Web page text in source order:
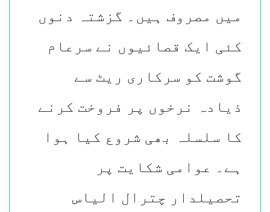
میں مصروف ہیں۔ گزشتہ دنوں
کئی ایک قصائیوں نے سرعام
گوشت کو سرکاری ریٹ سے
ذیادہ نرخوں پر فروخت کرنے
کا سلسلہ بھی شروع کیا ہوا
ہے۔ عوامی شکایت پر
تحصیلدار چترال الیاس